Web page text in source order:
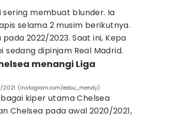
sering membuat blunder. Ia
selama 2 musim berikutnya.
2022/2023. Saat ini, Kepa
dipinjam Real Madrid.
menangi Liga
(instagram.com/edou_mendy)
kiper utama Chelsea
Chelsea pada awal 2020/2021,